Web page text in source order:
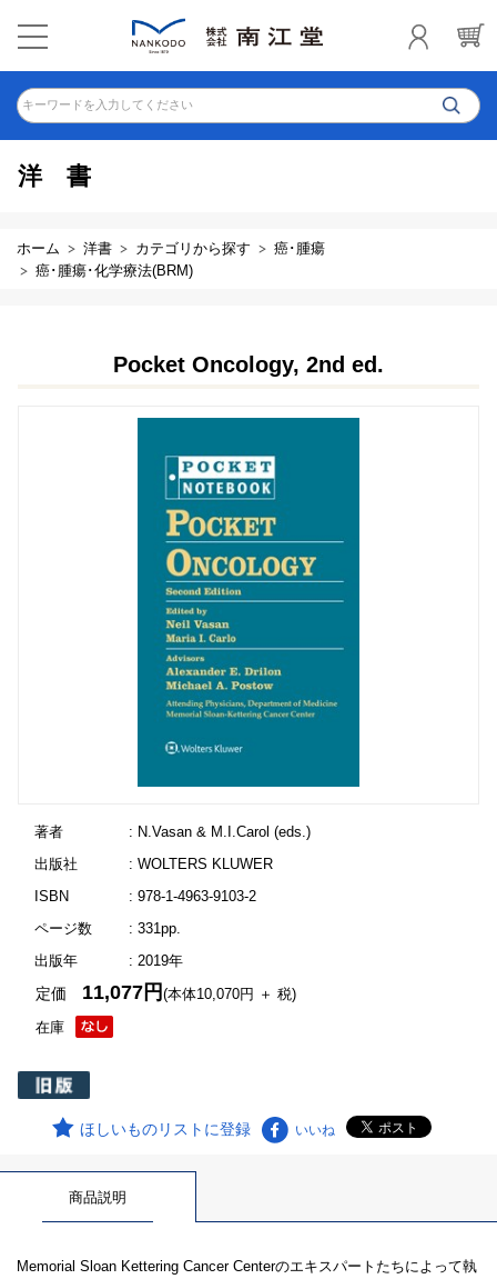
キーワードを入力してください
洋書
ホーム 洋書 カテゴリから探す
癌･腫瘍
癌･腫瘍･化学療法(BRM)
Pocket Oncology, 2nd ed.
著者
: N.Vasan & M.I.Carol (eds.)
出版社
: WOLTERS KLUWER
ISBN
: 978-1-4963-9103-2
ページ数
: 331pp.
出版年
: 2019年
在庫
定価 11,077円(本体10,070円 ＋ 税)
ほしいものリストに登録 いいね
商品説明
Memorial Sloan Kettering Cancer Centerのエキスパートたちによって執